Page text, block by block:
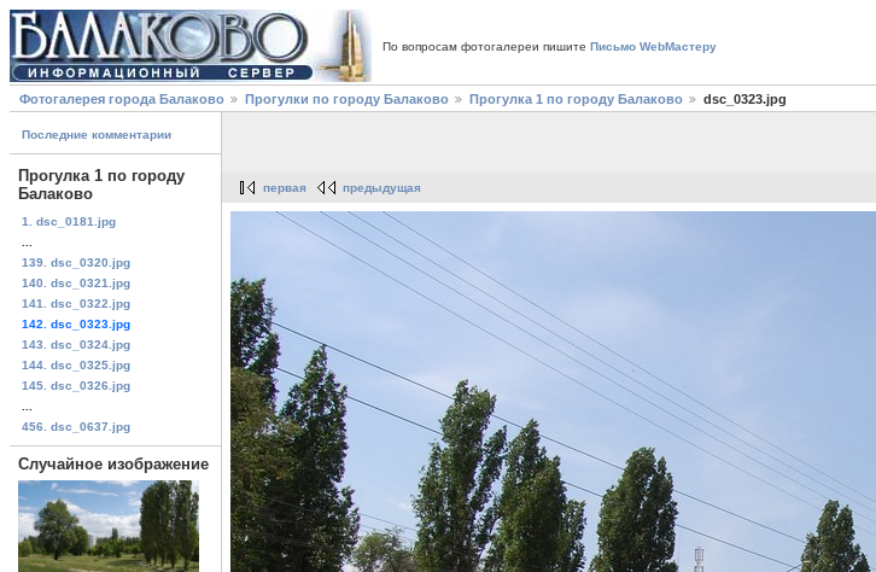
По вопросам фотогалереи пишите Письмо WebМастеру
Фотогалерея города Балаково Прогулки по городу Балаково Прогулка 1 по городу Балаково dsc_0323.jpg
Последние комментарии
Прогулка 1 по городу
Балаково
1. dsc_0181.jpg
139. dsc_0320.jpg
140. dsc_0321.jpg
141. dsc_0322.jpg
142. dsc_0323.jpg
143. dsc_0324.jpg
144. dsc_0325.jpg
145. dsc_0326.jpg
456. dsc_0637.jpg
Случайное изображение
первая предыдущая